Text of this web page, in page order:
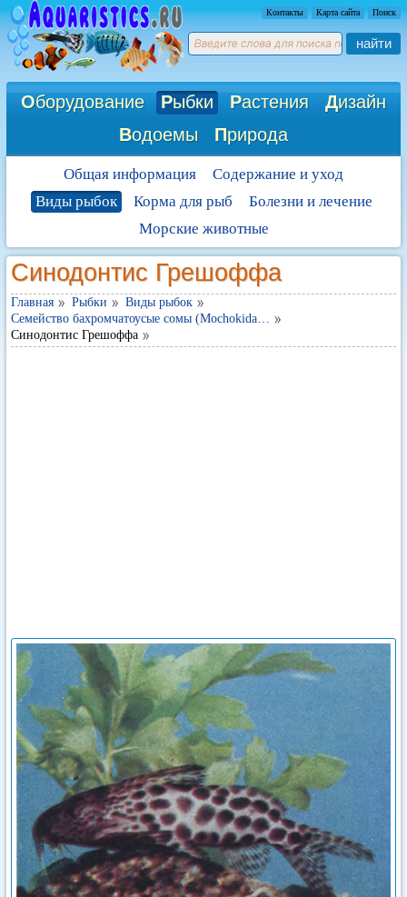
Контакты Карта сайта Поиск
найти
Оборудование Рыбки Растения Дизайн
Водоемы Природа
Общая информация
Содержание и уход
Виды рыбок
Корма для рыб
Болезни и лечение
Морские животные
Синодонтис Грешоффа
Главная Рыбки
Виды рыбок
Семейство бахромчатоусые сомы (Mochokida…
Синодонтис Грешоффа